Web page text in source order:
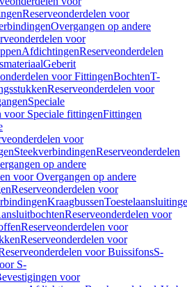
Reserveonderdelen voor
Overgangen op andere
voor
AfdichtingenReserveonderdelen
Geberit
voor FittingenBochtenT-
Reserveonderdelen voor
Speciale
voor Speciale fittingenFittingen
voor
SteekverbindingenReserveonderdelen
op andere
voor Overgangen op andere
Reserveonderdelen voor
Kraagbussen
Reserveonderdelen voor
Reserveonderdelen voor
Reserveonderdelen voor
voor BuissifonsS-
S-
voor